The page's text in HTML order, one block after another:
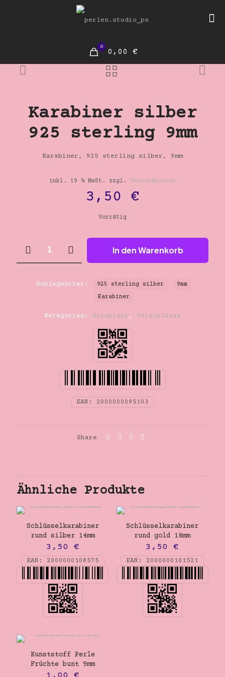
0
0,00 €
Karabiner silber
925 sterling 9mm
Karabiner, 925 sterling silber, 9mm
inkl. 19 % MwSt. zzgl. Versandkosten
3,50 €
Vorrätig
In den Warenkorb
EAN: 2000000095103
Kategorien: Karabiner , Verschlüsse
Schlagwörter: 925 sterling silber
9mm
Karabiner
Share
Ähnliche Produkte
Schlüsselkarabiner
rund silber 14mm
3,50 €
EAN: 2000000108575
Schlüsselkarabiner
rund gold 18mm
3,50€
EAN: 2000000101521
Kunststoff Perle
Früchte bunt 9mm